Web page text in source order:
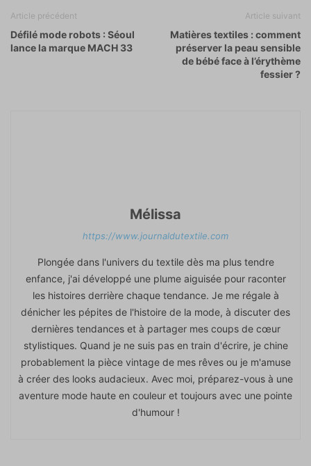
Article précédent
Défilé mode robots : Séoul
lance la marque MACH 33
Article suivant
Matières textiles : comment
préserver la peau sensible
de bébé face à l’érythème
fessier ?
Mélissa
https://www.journaldutextile.com
Plongée dans l'univers du textile dès ma plus tendre
enfance, j'ai développé une plume aiguisée pour raconter
les histoires derrière chaque tendance. Je me régale à
dénicher les pépites de l'histoire de la mode, à discuter des
dernières tendances et à partager mes coups de cœur
stylistiques. Quand je ne suis pas en train d'écrire, je chine
probablement la pièce vintage de mes rêves ou je m'amuse
à créer des looks audacieux. Avec moi, préparez-vous à une
aventure mode haute en couleur et toujours avec une pointe
d'humour !